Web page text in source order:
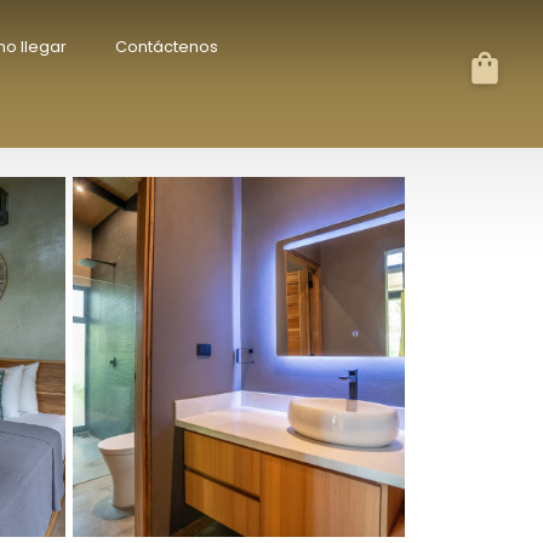
llegar Contáctenos
frente
Puerto Viejo de Talamanca
USD 400/noche
Beach &
Serenity Sand Bungalow Beach &
Jungle Escape + AC
Playa Chiquita
USD 80/noche
la playa,
de alta
Villa Asencia con piscina y aire
acondicionado cerca de la playa
Punta Uva
USD 220